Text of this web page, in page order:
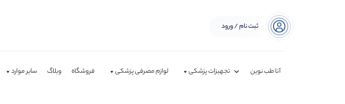
ثبت نام / ورود
آنا طب نوین تجهیزات پزشکی لوازم مصرفی پزشکی فروشگاه وبلاگ سایر موارد